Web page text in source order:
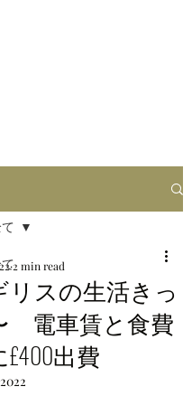
リスの生活きっ
電車賃と食費
出費
2 min read